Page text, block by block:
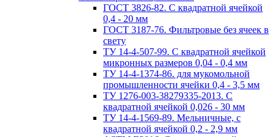
ГОСТ 3826-82. C квадратной ячейкой
0,4 - 20 мм
ГОСТ 3187-76. Фильтровые без ячеек в
свету
ТУ 14-4-507-99. C квадратной ячейкой
микронных размеров 0,04 - 0,4 мм
ТУ 14-4-1374-86. для мукомольной
промышленности ячейки 0,4 - 3,5 мм
ТУ 1276-003-38279335-2013. С
квадратной ячейкой 0,026 - 30 мм
ТУ 14-4-1569-89. Мельничные, с
квадратной ячейкой 0,2 - 2,9 мм